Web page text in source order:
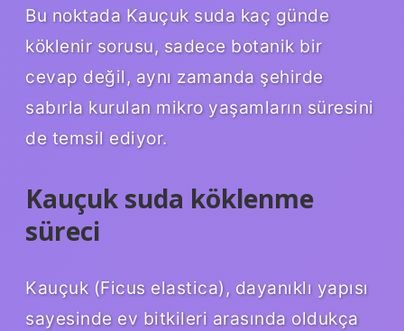
Bu noktada Kauçuk suda kaç günde
köklenir sorusu, sadece botanik bir
cevap değil, aynı zamanda şehirde
sabırla kurulan mikro yaşamların süresini
de temsil ediyor.
Kauçuk suda köklenme
süreci
Kauçuk (Ficus elastica), dayanıklı yapısı
sayesinde ev bitkileri arasında oldukça